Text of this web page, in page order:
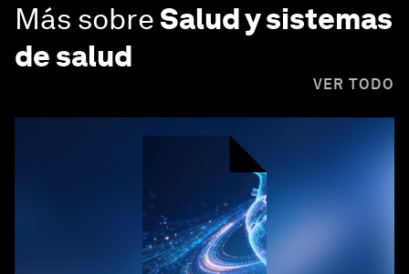
Más sobreSalud y sistemas
de salud
VER TODO